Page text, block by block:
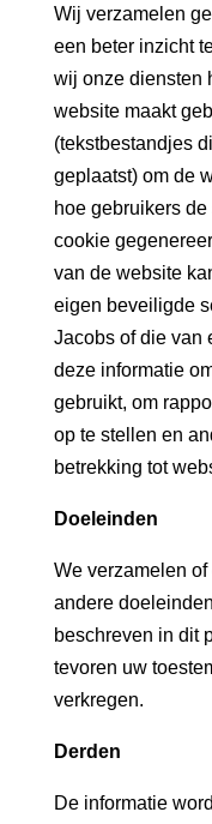
Wij verzamelen
een beter inzicht
wij onze diensten
website maakt
(tekstbestandjes
geplaatst) om de
hoe gebruikers
cookie
van de website
eigen beveiligde
Jacobs of die van
deze informatie
gebruikt, om
op te stellen en
betrekking tot
Doeleinden
We verzamelen
andere
beschreven in dit
tevoren uw
verkregen.
Derden
De informatie